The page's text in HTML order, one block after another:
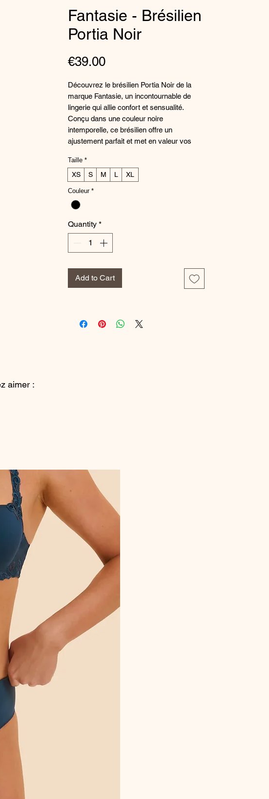
Fantasie - Brésilien
Portia Noir
€39.00Price
Découvrez le brésilien Portia Noir de la
marque Fantasie, un incontournable de
lingerie qui allie confort et sensualité.
Conçu dans une couleur noire
intemporelle, ce brésilien offre un
ajustement parfait et met en valeur vos
haute qualité, il est idéal pour une utilisation
quotidienne tout en ajoutant une touche de
détails sophistiqués de ce brésilien pour
une allure élégante et sophistiquée.
Associez-le avec le soutien-gorge assorti
pour un ensemble de lingerie élégant et
féminin.
Composition :
Derriere: 94% Polyamide, 6% Elastanne
Elastanne
Taille *
XS S M L XL
Couleur *
Quantity *
Add to Cart
aimer :